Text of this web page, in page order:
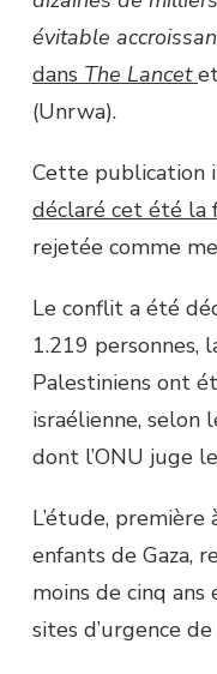
évitable
dans The Lancet
(Unrwa).
Cette publication
déclaré cet été la
rejetée comme
Le conflit a été
1.219 personnes,
Palestiniens ont
israélienne, selon
dont l’ONU juge
L’étude,
enfants de Gaza,
moins de cinq
sites d’urgence de